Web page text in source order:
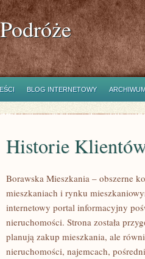
BLOG INTERNETOWY
Historie
Borawska Mieszkania – obszerne
mieszkaniach i rynku
internetowy portal informacyjny
nieruchomości. Strona została
planują zakup mieszkania, ale
nieruchomości, najemcach,